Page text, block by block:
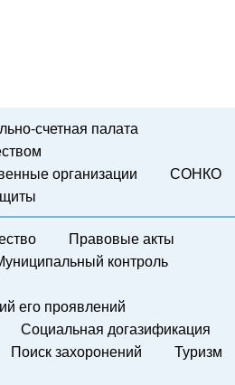
счетная палата
организации
СОНКО
Правовые акты
контроль
его проявлений
Социальная догазификация
Поиск захоронений
Туризм